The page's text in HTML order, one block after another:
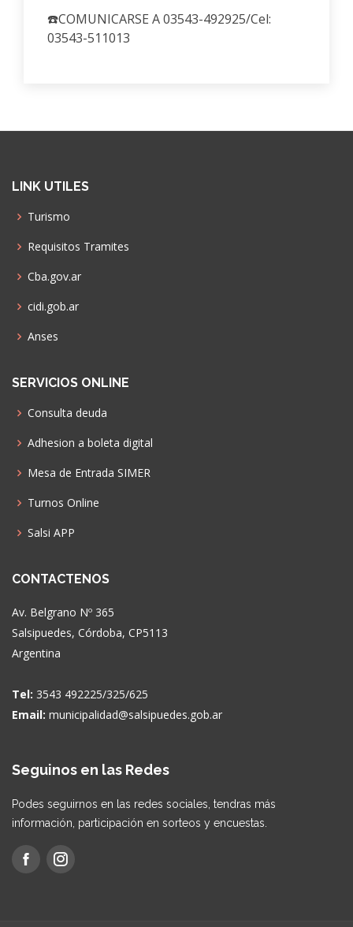
☎️COMUNICARSE A 03543-492925/Cel:
03543-511013
LINK UTILES
Turismo
Requisitos Tramites
Cba.gov.ar
cidi.gob.ar
Anses
SERVICIOS ONLINE
Consulta deuda
Adhesion a boleta digital
Mesa de Entrada SIMER
Turnos Online
Salsi APP
CONTACTENOS
Av. Belgrano Nº 365
Salsipuedes, Córdoba, CP5113
Argentina
Tel: 3543 492225/325/625
Email: municipalidad@salsipuedes.gob.ar
Seguinos en las Redes
Podes seguirnos en las redes sociales, tendras más
información, participación en sorteos y encuestas.